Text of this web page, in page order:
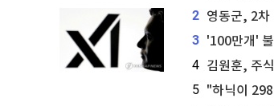
수익후기
이벤트
2
3
4
5